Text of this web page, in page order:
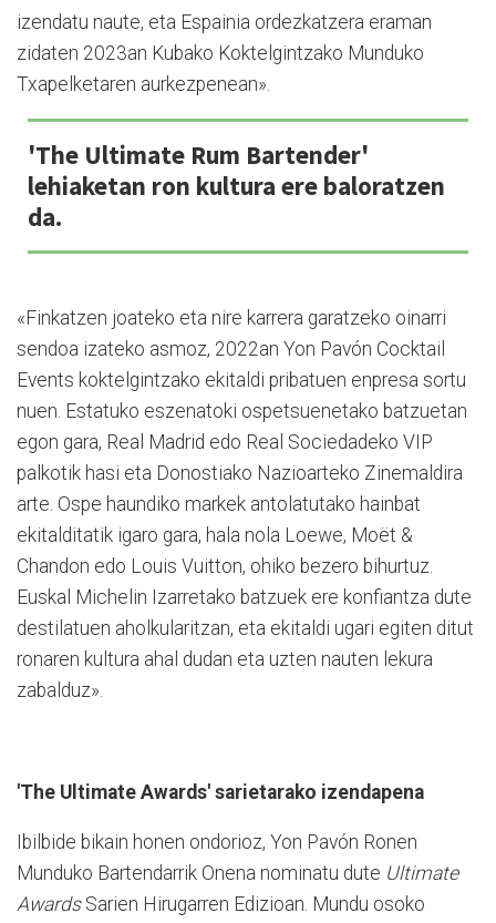
izendatu naute, eta Espainia ordezkatzera eraman
zidaten 2023an Kubako Koktelgintzako Munduko
Txapelketaren aurkezpenean».
'The Ultimate Rum Bartender'
lehiaketan ron kultura ere baloratzen
da.
«Finkatzen joateko eta nire karrera garatzeko oinarri
sendoa izateko asmoz, 2022an Yon Pavón Cocktail
Events koktelgintzako ekitaldi pribatuen enpresa sortu
nuen. Estatuko eszenatoki ospetsuenetako batzuetan
egon gara, Real Madrid edo Real Sociedadeko VIP
palkotik hasi eta Donostiako Nazioarteko Zinemaldira
arte. Ospe haundiko markek antolatutako hainbat
ekitalditatik igaro gara, hala nola Loewe, Moët &
Chandon edo Louis Vuitton, ohiko bezero bihurtuz.
Euskal Michelin Izarretako batzuek ere konfiantza dute
destilatuen aholkularitzan, eta ekitaldi ugari egiten ditut
ronaren kultura ahal dudan eta uzten nauten lekura
zabalduz».
'The Ultimate Awards' sarietarako izendapena
Ibilbide bikain honen ondorioz, Yon Pavón Ronen
Munduko Bartendarrik Onena nominatu dute Ultimate
AwardsSarien Hirugarren Edizioan. Mundu osoko